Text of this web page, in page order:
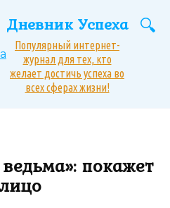
Дневник Успеха
Популярный интернет-
журнал для тех, кто
желает достичь успеха во
всех сферах жизни!
покажет